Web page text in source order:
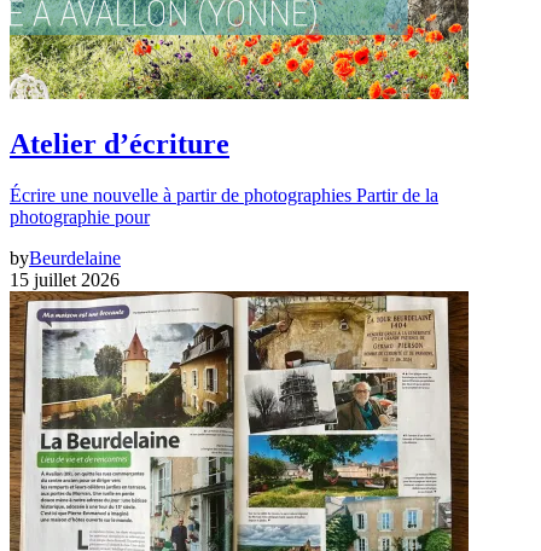
Atelier d’écriture
Écrire une nouvelle à partir de photographies Partir de la
photographie pour
byBeurdelaine
15 juillet 2026